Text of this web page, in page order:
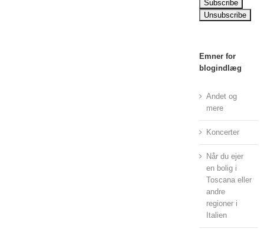
Emner for
blogindlæg
Andet og
mere
Koncerter
Når du ejer
en bolig i
Toscana eller
andre
regioner i
Italien